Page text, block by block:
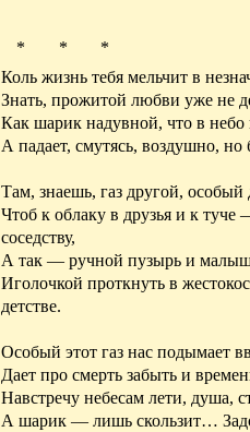
* * *
Коль жизнь тебя мельчит в
Знать, прожитой любви уже не
Как шарик надувной, что в небо
А падает, смутясь, воздушно, но
Там, знаешь, газ другой,
Чтоб к облаку в друзья и к туче
соседству,
А так — ручной пузырь и
Иголочкой проткнуть в
детстве.
Особый этот газ нас подымает
Дает про смерть забыть и
Навстречу небесам лети, душа,
А шарик — лишь скользит…